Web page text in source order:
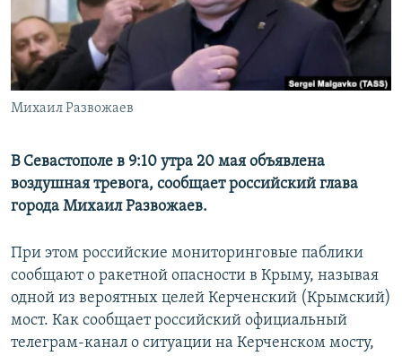
ELIFBE
УКРАИНСКАЯ ПРОБЛЕМА КРЫМА
Все сайты RFE/RL
Михаил Развожаев
В Севастополе в 9:10 утра 20 мая объявлена
воздушная тревога, сообщает российский глава
города Михаил Развожаев.
При этом российские мониторинговые паблики
сообщают о ракетной опасности в Крыму, называя
одной из вероятных целей Керченский (Крымский)
мост. Как сообщает российский официальный
телеграм-канал о ситуации на Керченском мосту,